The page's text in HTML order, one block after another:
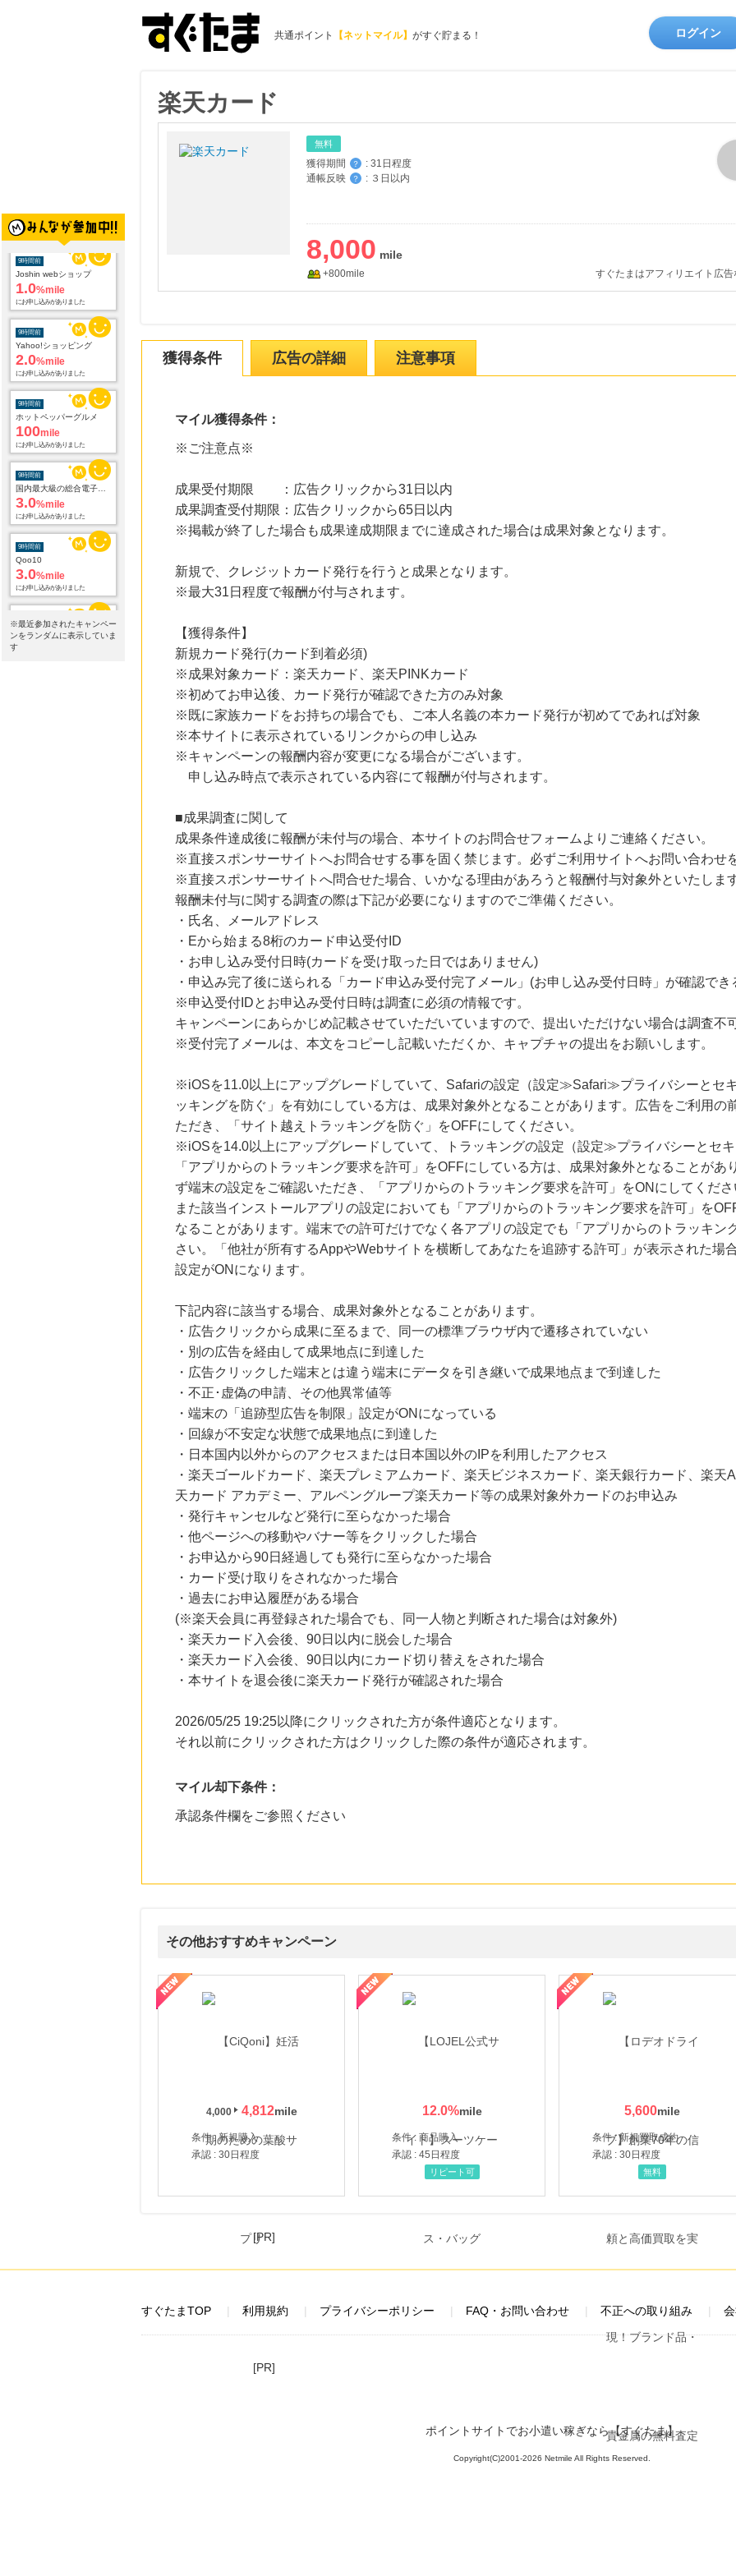
共通ポイント 【ネットマイル】 がすぐ貯まる！ ログイン
9時間前
Yahoo!ショッピング
2.0%mile
9時間前
ホットペッパーグルメ
100mile
9時間前
3.0%mile
9時間前
Qoo10
3.0%mile
9時間前
電子貸本Renta!
14.0%mile
11時間前
au PAY マーケット
※最近参加されたキャンペー
ンをランダムに表示していま
す
楽天カード
無料
獲得期間 ？ : 31日程度
通帳反映
？ : ３日以内
8,000
+800mile すぐたまはアフィリエイト広
獲得条件 広告の詳細 注意事項
マイル獲得条件：
※ご注意点※
成果受付期限 ：広告クリックから31日以内
成果調査受付期限：広告クリックから65日以内
※掲載が終了した場合も成果達成期限までに達成された場合は成果対象となります。
新規で、クレジットカード発行を行うと成果となります。
※最大31日程度で報酬が付与されます。
【獲得条件】
新規カード発行(カード到着必須)
※成果対象カード：楽天カード、楽天PINKカード
※初めてお申込後、カード発行が確認できた方のみ対象
※既に家族カードをお持ちの場合でも、ご本人名義の本カード発行が初めてであれば対象
※本サイトに表示されているリンクからの申し込み
※キャンペーンの報酬内容が変更になる場合がございます。
申し込み時点で表示されている内容にて報酬が付与されます。
■成果調査に関して
成果条件達成後に報酬が未付与の場合、本サイトのお問合せフォームよりご連絡ください。
※直接スポンサーサイトへお問合せする事を固く禁じます。必ずご利用サイトへお問い合わせ
※直接スポンサーサイトへ問合せた場合、いかなる理由があろうと報酬付与対象外といたします
報酬未付与に関する調査の際は下記が必要になりますのでご準備ください。
・氏名、メールアドレス
・Eから始まる8桁のカード申込受付ID
・お申し込み受付日時(カードを受け取った日ではありません)
・申込み完了後に送られる「カード申込み受付完了メール」(お申し込み受付日時」が確認でき
※申込受付IDとお申込み受付日時は調査に必須の情報です。
キャンペーンにあらかじめ記載させていただいていますので、提出いただけない場合は調査不
※受付完了メールは、本文をコピーし記載いただくか、キャプチャの提出をお願いします。
※iOSを11.0以上にアップグレードしていて、Safariの設定（設定≫Safari≫プライバシーとセ
ッキングを防ぐ」を有効にしている方は、成果対象外となることがあります。広告をご利用の
ただき、「サイト越えトラッキングを防ぐ」をOFFにしてください。
※iOSを14.0以上にアップグレードしていて、トラッキングの設定（設定≫プライバシーとセ
「アプリからのトラッキング要求を許可」をOFFにしている方は、成果対象外となることがあ
ず端末の設定をご確認いただき、「アプリからのトラッキング要求を許可」をONにしてくださ
また該当インストールアプリの設定においても「アプリからのトラッキング要求を許可」を
なることがあります。端末での許可だけでなく各アプリの設定でも「アプリからのトラッキン
さい。「他社が所有するAppやWebサイトを横断してあなたを追跡する許可」が表示された場
設定がONになります。
下記内容に該当する場合、成果対象外となることがあります。
・広告クリックから成果に至るまで、同一の標準ブラウザ内で遷移されていない
・別の広告を経由して成果地点に到達した
・広告クリックした端末とは違う端末にデータを引き継いで成果地点まで到達した
・不正･虚偽の申請、その他異常値等
・端末の「追跡型広告を制限」設定がONになっている
・回線が不安定な状態で成果地点に到達した
・日本国内以外からのアクセスまたは日本国以外のIPを利用したアクセス
・楽天ゴールドカード、楽天プレミアムカード、楽天ビジネスカード、楽天銀行カード、楽天
天カード アカデミー、アルペングループ楽天カード等の成果対象外カードのお申込み
・発行キャンセルなど発行に至らなかった場合
・他ページへの移動やバナー等をクリックした場合
・お申込から90日経過しても発行に至らなかった場合
・カード受け取りをされなかった場合
・過去にお申込履歴がある場合
(※楽天会員に再登録された場合でも、同一人物と判断された場合は対象外)
・楽天カード入会後、90日以内に脱会した場合
・楽天カード入会後、90日以内にカード切り替えをされた場合
・本サイトを退会後に楽天カード発行が確認された場合
2026/05/25 19:25以降にクリックされた方が条件適応となります。
それ以前にクリックされた方はクリックした際の条件が適応されます。
マイル却下条件：
承認条件欄をご参照ください
その他おすすめキャンペーン
4,000 4,812
条件 : 新規購入
承認 : 30日程度
12.0%
条件 : 商品購入
承認 : 45日程度
リピート可
5,600
条件 : 新規買取成約
承認 : 30日程度
【ロデオドライブ】創業70年の信頼と高価買取を実現！ブランド品・貴金属の無料査定
無料
【ファビウス公式EC】すべての女性を美しくをテーマにした商品で女性の美を応援しています
[PR]
すぐたまTOP 利用規約 プライバシーポリシー FAQ・お問い合わせ 不正への取り組み
[PR]
ポイントサイトでお小遣い稼ぎなら【すぐたま】
Copyright(C)2001-2026 Netmile All Rights Reserved.